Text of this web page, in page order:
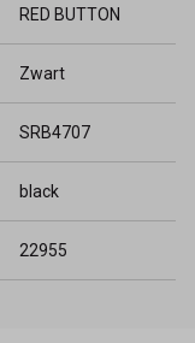
RED BUTTON
Zwart
SRB4707
black
22955